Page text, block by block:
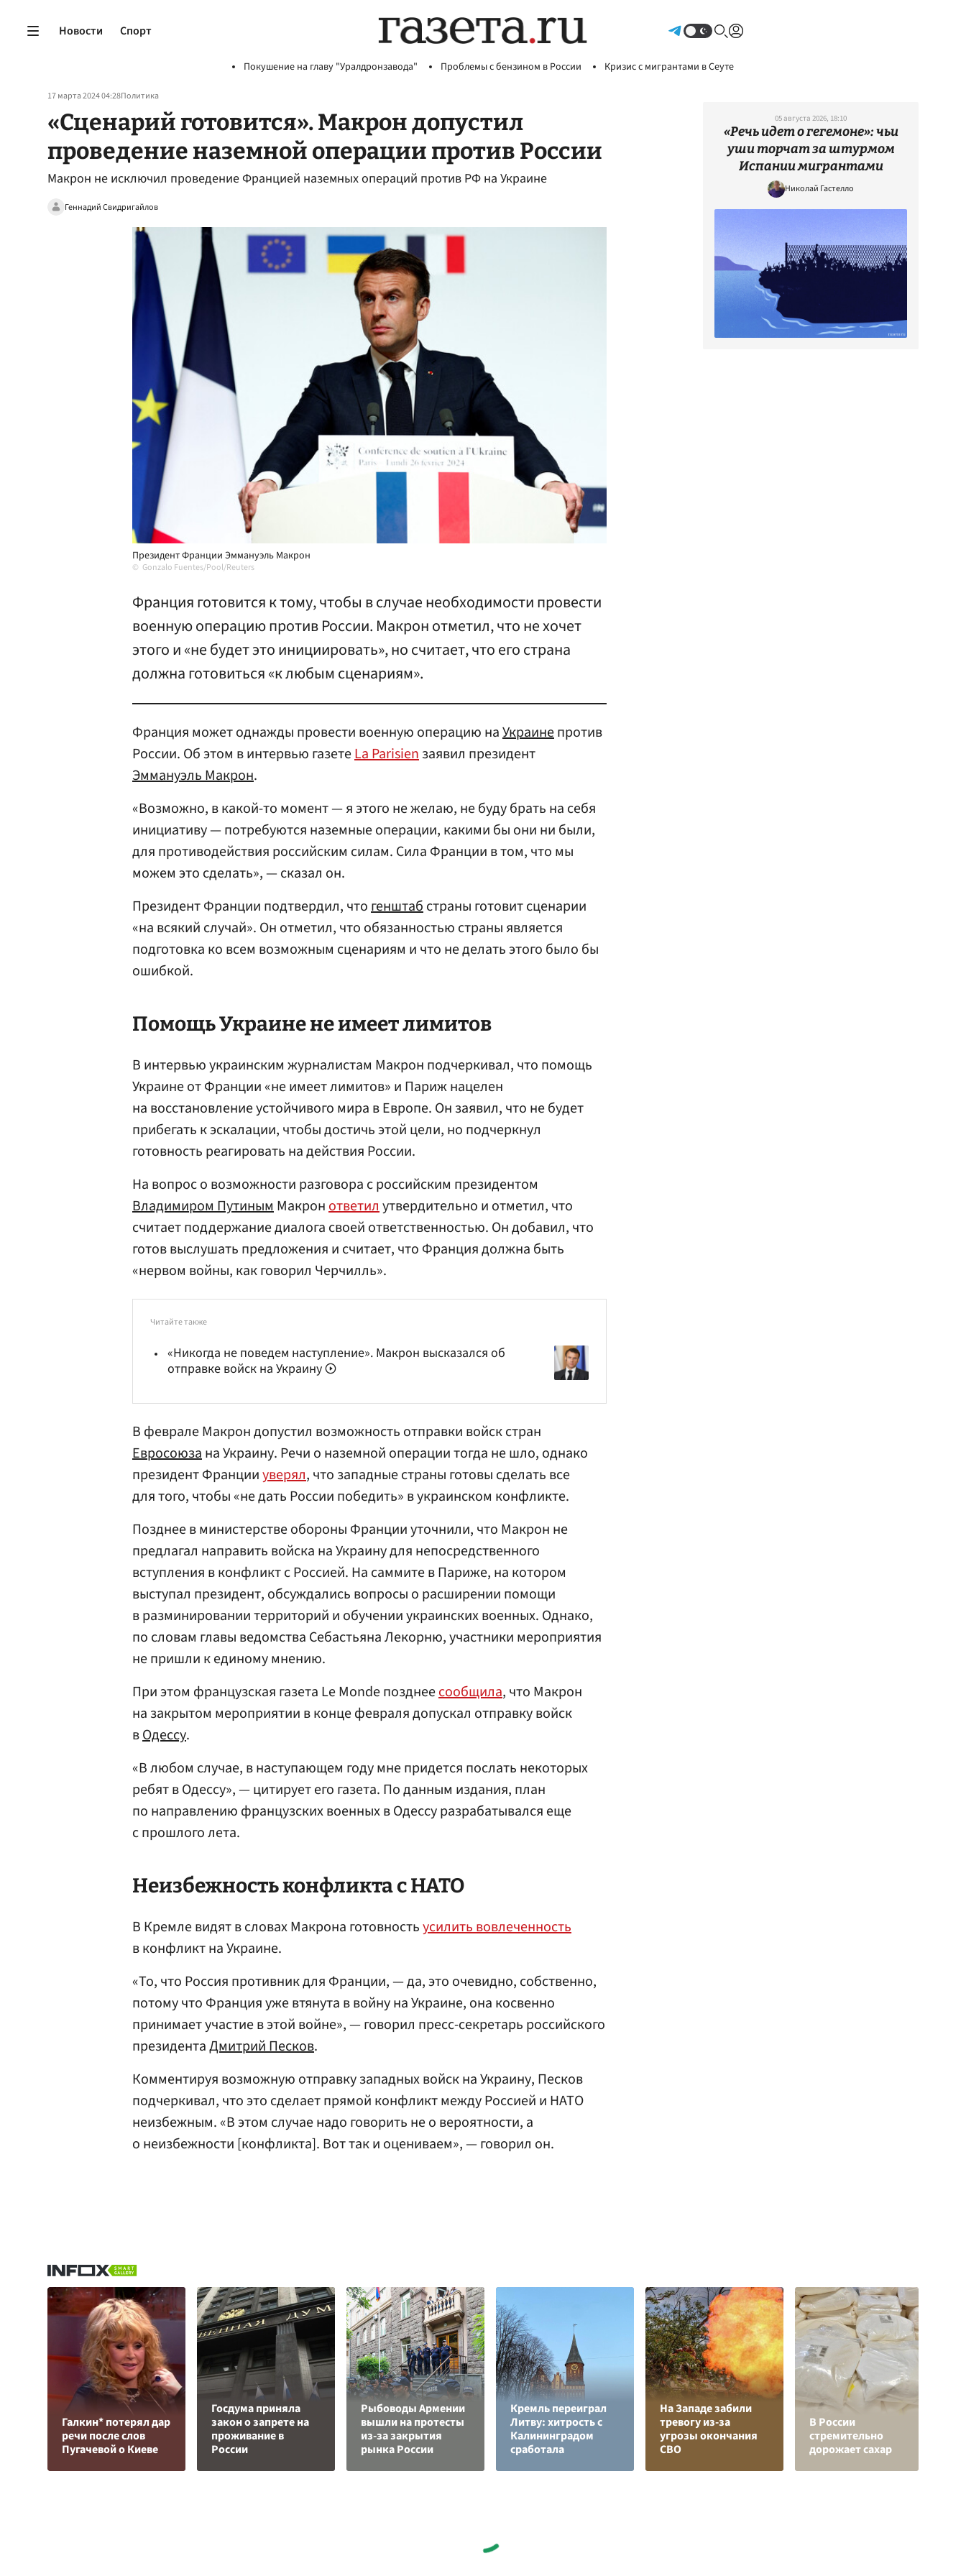
Новости Спорт
Покушение на главу "Уралдронзавода" Проблемы с бензином в России Кризис с мигрантами в Сеуте
17 марта 2024 04:28Политика
«Сценарий готовится». Макрон допустил
проведение наземной операции против России
Макрон не исключил проведение Францией наземных операций против РФ на Украине
Геннадий Свидригайлов
Президент Франции Эммануэль Макрон
Gonzalo Fuentes/Pool/Reuters
Франция готовится к тому, чтобы в случае необходимости провести
военную операцию против России. Макрон отметил, что не хочет
этого и «не будет это инициировать», но считает, что его страна
должна готовиться «к любым сценариям».
Франция может однажды провести военную операцию наУкраинепротив
России. Об этом в интервью газетеLa Parisienзаявил президент
Эммануэль Макрон.
«Возможно, в какой-то момент — я этого не желаю, не буду брать на себя
инициативу — потребуются наземные операции, какими бы они ни были,
для противодействия российским силам. Сила Франции в том, что мы
можем это сделать», — сказал он.
Президент Франции подтвердил, чтогенштабстраны готовит сценарии
«на всякий случай». Он отметил, что обязанностью страны является
подготовка ко всем возможным сценариям и что не делать этого было бы
ошибкой.
Помощь Украине не имеет лимитов
В интервью украинским журналистам Макрон подчеркивал, что помощь
Украине от Франции «не имеет лимитов» и Париж нацелен
на восстановление устойчивого мира в Европе. Он заявил, что не будет
прибегать к эскалации, чтобы достичь этой цели, но подчеркнул
готовность реагировать на действия России.
На вопрос о возможности разговора с российским президентом
Владимиром ПутинымМакронответилутвердительно и отметил, что
считает поддержание диалога своей ответственностью. Он добавил, что
готов выслушать предложения и считает, что Франция должна быть
«нервом войны, как говорил Черчилль».
Читайте также
«Никогда не поведем наступление». Макрон высказался об
отправке войск на Украину
В феврале Макрон допустил возможность отправки войск стран
Евросоюзана Украину. Речи о наземной операции тогда не шло, однако
президент Францииуверял, что западные страны готовы сделать все
для того, чтобы «не дать России победить» в украинском конфликте.
Позднее в министерстве обороны Франции уточнили, что Макрон не
предлагал направить войска на Украину для непосредственного
вступления в конфликт с Россией. На саммите в Париже, на котором
выступал президент, обсуждались вопросы о расширении помощи
в разминировании территорий и обучении украинских военных. Однако,
по словам главы ведомства Себастьяна Лекорню, участники мероприятия
не пришли к единому мнению.
При этом французская газета Le Monde позднеесообщила, что Макрон
на закрытом мероприятии в конце февраля допускал отправку войск
вОдессу.
«В любом случае, в наступающем году мне придется послать некоторых
ребят в Одессу», — цитирует его газета. По данным издания, план
по направлению французских военных в Одессу разрабатывался еще
с прошлого лета.
Неизбежность конфликта сНАТО
В Кремле видят в словах Макрона готовностьусилить вовлеченность
в конфликт на Украине.
«То, что Россия противник для Франции, — да, это очевидно, собственно,
потому что Франция уже втянута в войну на Украине, она косвенно
принимает участие в этой войне», — говорил пресс-секретарь российского
президентаДмитрий Песков.
Комментируя возможную отправку западных войск на Украину, Песков
подчеркивал, что это сделает прямой конфликт между Россией и НАТО
неизбежным. «В этом случае надо говорить не о вероятности, а
о неизбежности [конфликта]. Вот так и оцениваем», — говорил он.
05 августа 2026, 18:10
«Речь идет о гегемоне»: чьи
уши торчат за штурмом
Испании мигрантами
Николай Гастелло
Галкин* потерял дар
речи после слов
Пугачевой о Киеве
Госдума приняла
закон о запрете на
проживание в
России
Рыбоводы Армении
вышли на протесты
из-за закрытия
рынка России
Кремль переиграл
Литву: хитрость с
Калининградом
сработала
На Западе забили
тревогу из-за
угрозы окончания
СВО
В России
стремительно
дорожает сахар